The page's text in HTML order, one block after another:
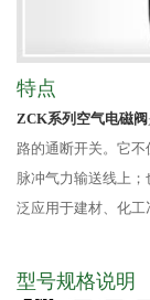
特点
ZCK系列空气电磁阀
路的通断开关。它
脉冲气力输送线上
泛应用于建材、化工
型号规格说明